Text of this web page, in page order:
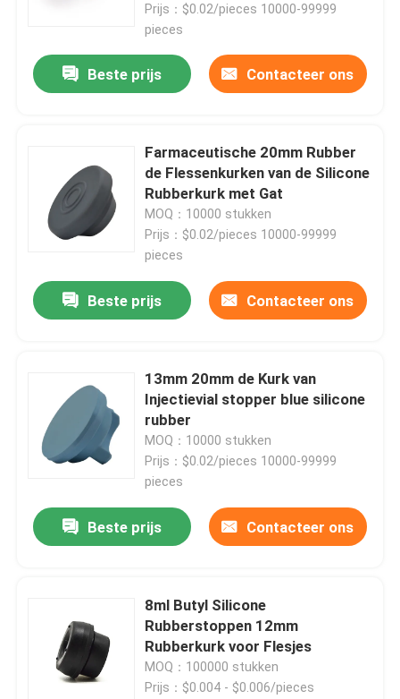
Prijs：$0.02/pieces 10000-99999
pieces
Beste prijs Contacteer ons
Farmaceutische 20mm Rubber
de Flessenkurken van de Silicone
Rubberkurk met Gat
MOQ：10000 stukken
Prijs：$0.02/pieces 10000-99999
pieces
Beste prijs Contacteer ons
13mm 20mm de Kurk van
Injectievial stopper blue silicone
rubber
MOQ：10000 stukken
Prijs：$0.02/pieces 10000-99999
pieces
Beste prijs Contacteer ons
8ml Butyl Silicone
Rubberstoppen 12mm
Rubberkurk voor Flesjes
MOQ：100000 stukken
Prijs：$0.004 - $0.006/pieces